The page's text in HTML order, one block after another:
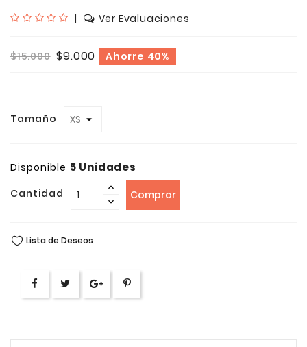
| Ver Evaluaciones
$15.000 $9.000 Ahorre 40%
Tamaño
Disponible 5 Unidades
Cantidad Comprar
Lista de Deseos